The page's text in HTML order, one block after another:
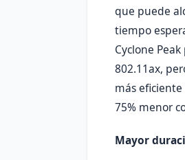
que puede
tiempo
Cyclone
802.11ax,
más
75% menor
Mayor